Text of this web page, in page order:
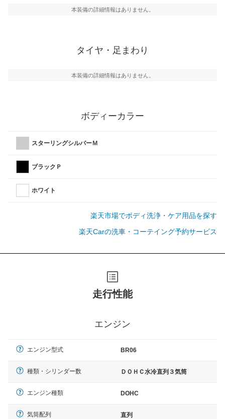
本装備の詳細情報はありません。
タイヤ・足まわり
本装備の詳細情報はありません。
ボディーカラー
スターリングシルバーＭ
ブラックＰ
ホワイト
楽天市場でボディ洗浄・ケア用品を探す
楽天Carの洗車・コーテイング予約サービス
走行性能
エンジン
エンジン型式 BR06
種類・シリンダー数 ＤＯＨＣ水冷直列３気筒
エンジン種類 DOHC
気筒配列 直列